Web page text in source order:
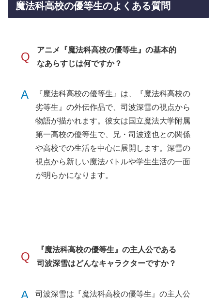
魔法科高校の優等生のよくある質問
Q
アニメ『魔法科高校の優等生』の基本的
なあらすじは何ですか？
A
『魔法科高校の優等生』は、『魔法科高校の
劣等生』の外伝作品で、司波深雪の視点から
物語が描かれます。彼女は国立魔法大学附属
第一高校の優等生で、兄・司波達也との関係
や高校での生活を中心に展開します。深雪の
視点から新しい魔法バトルや学生生活の一面
が明らかになります。
Q
『魔法科高校の優等生』の主人公である
司波深雪はどんなキャラクターですか？
A
司波深雪は『魔法科高校の優等生』の主人公